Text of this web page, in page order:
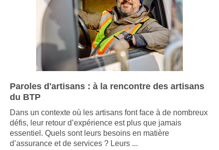
Paroles d'artisans : à la rencontre des artisans
Dans un contexte où les artisans font face à de nombreux
défis, leur retour d’expérience est plus que jamais
essentiel. Quels sont leurs besoins en matière